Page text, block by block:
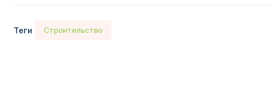
Теги Строительство